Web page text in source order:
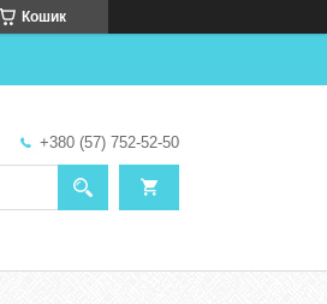
Кошик
+380 (57) 752-52-50